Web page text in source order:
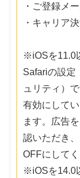
・ご登録メ
・キャリア
※iOSを11.0
Safariの設
ュリティ）
有効にして
ます。広告
認いただき
OFFにしてく
※iOSを14.0